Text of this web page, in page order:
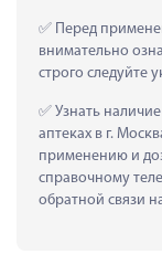
Перед
внимательно
строго следуйте
Узнать
аптеках в г.
применению и
справочному
обратной связи